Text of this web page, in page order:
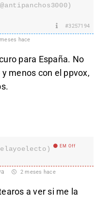
#3257194
hace
para España. No
menos con el ppvox,
EM Off
2 meses hace
a ver si me la